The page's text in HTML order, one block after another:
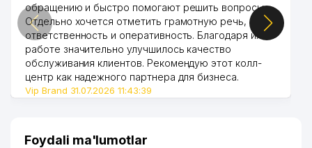
обращению и быстро помогают решить вопросы.
Отдельно хочется отметить грамотную речь,
ответственность и оперативность. Благодаря их
работе значительно улучшилось качество
обслуживания клиентов. Рекомендую этот колл-
центр как надежного партнера для бизнеса.
Vip Brand 31.07.2026 11:43:39
Foydali ma'lumotlar